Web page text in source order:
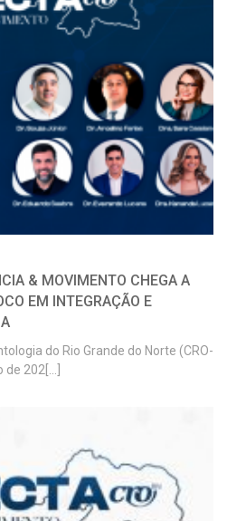
& MOVIMENTO CHEGA A
EM INTEGRAÇÃO E
do Rio Grande do Norte (CRO-
de 202[...]